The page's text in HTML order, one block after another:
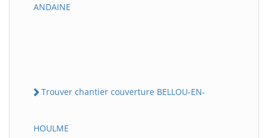
ANDAINE
Trouver chantier couverture BELLOU-EN-
HOULME